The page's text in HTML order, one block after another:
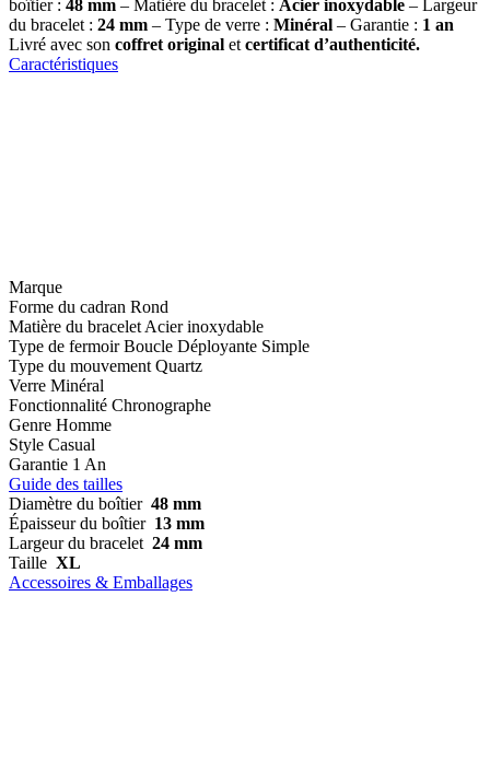
boîtier : 48 mm – Matière du bracelet : Acier inoxydable – Largeur
du bracelet : 24 mm – Type de verre : Minéral – Garantie : 1 an
Livré avec son coffret original et certificat d’authenticité.
Caractéristiques
Marque
Forme du cadran Rond
Matière du bracelet Acier inoxydable
Type de fermoir Boucle Déployante Simple
Type du mouvement Quartz
Verre Minéral
Fonctionnalité Chronographe
Genre Homme
Style Casual
Garantie 1 An
Guide des tailles
Diamètre du boîtier 48 mm
Épaisseur du boîtier 13 mm
Largeur du bracelet 24 mm
Taille XL
Accessoires & Emballages